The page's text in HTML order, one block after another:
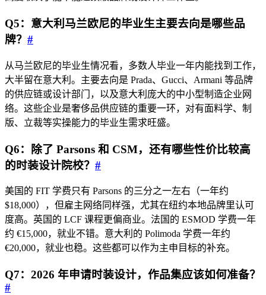
Q5：意大利马兰欧尼的毕业生主要去向是哪些品
牌？ #
从马兰欧尼的毕业生情况看，多数人毕业一年内能找到工作，
大半留在意大利。主要去向是 Prada、Gucci、Armani 等品牌
的供应链或设计部门，以及意大利庞大的中小型制造企业网
络。这些企业是奢侈品供应链的重要一环，对有面料学、制
版、立裁等实操能力的毕业生需求旺盛。
Q6：除了 Parsons 和 CSM，还有哪些性价比较高
的时装设计院校？ #
美国的 FIT 学费只有 Parsons 的三分之一左右（一年约
$18,000），但雇主网络同样强，尤其在纽约本地品牌里认可
度高。英国的 LCF 课程更偏商业。法国的 ESMOD 学费一年
约 €15,000，就业不错。意大利的 Polimoda 学费一年约
€20,000，就业也稳。这些都可以作为主申目标的补充。
Q7：2026 年申请时装设计，作品集应该如何准备？
#